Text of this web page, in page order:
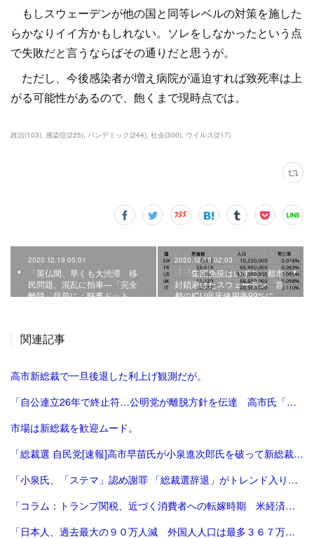
もしスウェーデンが他の国と同等レベルの対策を施した
らかなりイイ方かもしれない。ソレをしなかったという点
で失敗だと言うならばその通りだと思うが。
ただし、今後感染者が増え病院が逼迫すれば致死率は上
がる可能性があるので、飽くまで現時点では。
政治(103) 感染症(225) パンデミック(244) 社会(300) ウイルス(217)
2020.12.19 05:01
「英仏間、早くも大渋滞 移
民問題、混乱に拍車―「完全
離脱」目前に：時事ドット…
2020.12.18 02:03
「「集団免疫はいずこ」都市
封鎖避けたスウェーデン 首
都のICU病床使用率99%に…
関連記事
高市新総裁で一旦後退した利上げ観測だが。
「自公連立26年で終止符…公明党が離脱方針を伝達 高市氏「一方的に…大変残念」斉藤氏「誠に不十分…いったん白紙」｜FNNプライムオンライン」
市場は新総裁を歓迎ムード。
「総裁選 自民党[速報]高市早苗氏が小泉進次郎氏を破って新総裁、会見で「景色変える」初の女性首相が誕生か : 読売新聞」
「小泉氏、「ステマ」認め謝罪 「総裁選辞退」がトレンド入り 写真5枚 国際ニュース：AFPBB News」
「コラム：トランプ関税、近づく消費者への転嫁時期 米経済にどう影響 | ロイター」
「日本人、過去最大の９０万人減 外国人人口は最多３６７万人―総務省：時事ドットコム」